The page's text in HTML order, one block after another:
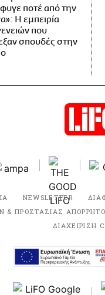
ποτέ από την
Η εμπειρία
που
σπουδές στην
NEWSLETTER
& ΠΡΟΣΤΑΣΙΑΣ
ΔΙΑΧΕΙΡΙΣΗ